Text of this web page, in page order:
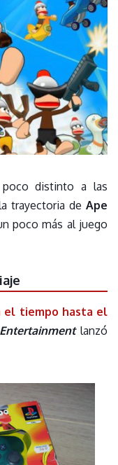
distinto a las
trayectoria de Ape
poco más al juego
el tiempo hasta el
lanzó